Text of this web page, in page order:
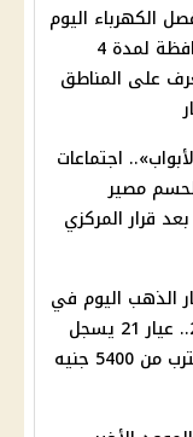
الكهرباء اليوم
عن مناطق في هذه المحافظة لمدة 4
على المناطق
اجتماعات
مصير
قرار المركزي
الذهب اليوم في
مصر الاثنين 27 مايو 2025.. عيار 21 يسجل
أرقامًا جديدة وعيار 24 يقترب من 5400 جنيه